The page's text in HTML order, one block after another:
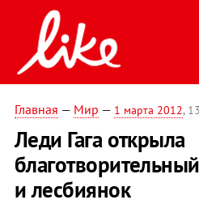
Главная — Мир — 1 марта 2012,
Леди Гага открыла
и лесбиянок